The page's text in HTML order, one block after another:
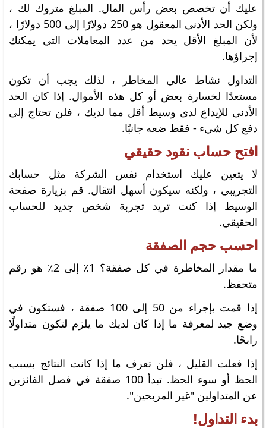
عليك أن تخصص بعض رأس المال. المبلغ متروك لك ،
ولكن الحد الأدنى المعقول هو 250 دولارًا إلى 500 دولارًا ،
لأن المبلغ الأقل يحد من عدد المعاملات التي يمكنك
إجراؤها.
التداول نشاط عالي المخاطر ، لذلك يجب أن تكون
مستعدًا لخسارة بعض أو كل هذه الأموال. إذا كان الحد
الأدنى للإيداع لدى وسيط أقل مما لديك ، فلن تحتاج إلى
دفع كل شيء - فقط ضعه جانبًا.
افتح حساب نقود حقيقي
لا يتعين عليك استخدام نفس الشركة مثل حسابك
التجريبي ، ولكنه سيكون أسهل انتقال. قم بزيارة صفحة
الوسيط إذا كنت تريد تجربة شخص جديد للحساب
الحقيقي.
احسب حجم الصفقة
ما مقدار المخاطرة في كل صفقة؟ 1٪ إلى 2٪ هو رقم
متحفظ.
إذا قمت بإجراء من 50 إلى 100 صفقة ، فستكون في
وضع جيد لمعرفة ما إذا كان لديك ما يلزم لتكون متداولًا
رابحًا.
إذا فعلت القليل ، فلن تعرف ما إذا كانت النتائج بسبب
الحظ أو سوء الحظ. تبدأ 100 صفقة في فصل الفائزين
عن المتداولين "غير المربحين".
بدء التداول!